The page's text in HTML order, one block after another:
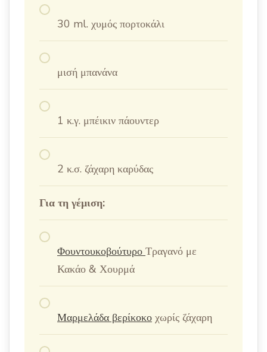
30 ml. χυμός πορτοκάλι
μισή μπανάνα
1 κ.γ. μπέικιν πάουντερ
2 κ.σ. ζάχαρη καρύδας
Για τη γέμιση:
Φουντουκοβούτυρο Τραγανό με
Κακάο & Χουρμά
Μαρμελάδα βερίκοκο χωρίς ζάχαρη